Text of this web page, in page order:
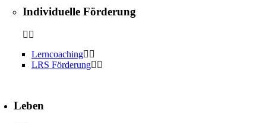
Individuelle Förderung
Lerncoaching
LRS Förderung
Leben